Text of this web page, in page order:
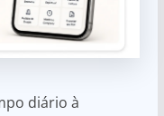
diário à